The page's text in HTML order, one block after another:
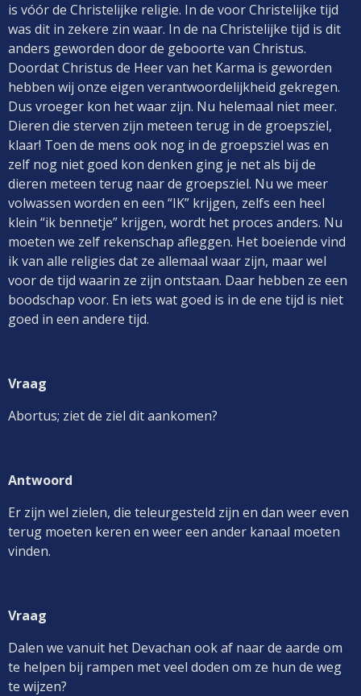
is vóór de Christelijke religie. In de voor Christelijke tijd
was dit in zekere zin waar. In de na Christelijke tijd is dit
anders geworden door de geboorte van Christus.
Doordat Christus de Heer van het Karma is geworden
hebben wij onze eigen verantwoordelijkheid gekregen.
Dus vroeger kon het waar zijn. Nu helemaal niet meer.
Dieren die sterven zijn meteen terug in de groepsziel,
klaar! Toen de mens ook nog in de groepsziel was en
zelf nog niet goed kon denken ging je net als bij de
dieren meteen terug naar de groepsziel. Nu we meer
volwassen worden en een “IK” krijgen, zelfs een heel
klein “ik bennetje” krijgen, wordt het proces anders. Nu
moeten we zelf rekenschap afleggen. Het boeiende vind
ik van alle religies dat ze allemaal waar zijn, maar wel
voor de tijd waarin ze zijn ontstaan. Daar hebben ze een
boodschap voor. En iets wat goed is in de ene tijd is niet
goed in een andere tijd.
Vraag
Abortus; ziet de ziel dit aankomen?
Antwoord
Er zijn wel zielen, die teleurgesteld zijn en dan weer even
terug moeten keren en weer een ander kanaal moeten
vinden.
Vraag
Dalen we vanuit het Devachan ook af naar de aarde om
te helpen bij rampen met veel doden om ze hun de weg
te wijzen?